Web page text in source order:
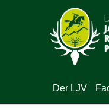
Der LJV